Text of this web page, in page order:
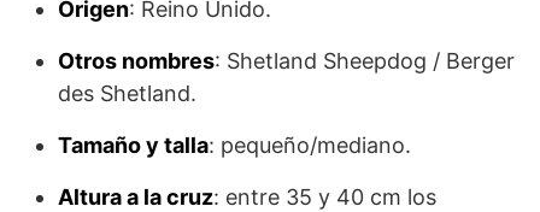
Origen: Reino Unido.
Otros nombres: Shetland Sheepdog / Berger
des Shetland.
Tamaño y talla: pequeño/mediano.
Altura a la cruz: entre 35 y 40 cm los